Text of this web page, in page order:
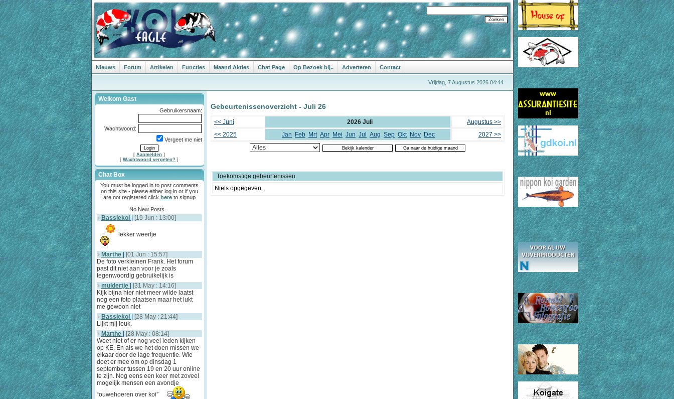
Nieuws Forum Artikelen Functies Maand Akties Chat Page Op Bezoek bij.. Adverteren Contact
Vrijdag, 7 Augustus 2026 04:44
Welkom Gast
Gebruikersnaam:
Wachtwoord:
Vergeet me niet
[ Aanmelden ]
[ Wachtwoord vergeten? ]
Chat Box
You must be logged in to post comments
on this site - please either log in or if you
are not registered click hereto signup
No New Posts...
Bassiekoi [19 Jun : 13:00]
lekker weertje
Marthe
[01 Jun : 15:57]
De foto verkleinen Frank. Het forum
past dit niet aan voor je zoals
tegenwoordig gebruikelijk is
muldertje
[31 May : 14:16]
Kijk bijna hier niet meer wilde laatst
nog een foto plaatsen maar het lukt
me gewoon niet
Bassiekoi
[28 May : 21:44]
Lijkt mij leuk.
Marthe
[28 May : 08:14]
Weet niet of er nog veel leden kijken
op KE. En als we het doen missen we
elkaar door de lage frequentie. Wie
doet er mee om op dinsdag 1
september tussen 19 en 20 uur online
te zijn. Nog eens een keer met zoveel
mogelijk mensen een avondje
“ouwehoeren over koi”
Gebeurtenissenoverzicht - Juli 26
<< Juni 2026 Juli
Augustus >>
<< 2025
Jan Feb Mrt Apr Mei Jun Jul Aug Sep Okt Nov Dec 2027 >>
Toekomstige gebeurtenissen
Niets opgegeven.